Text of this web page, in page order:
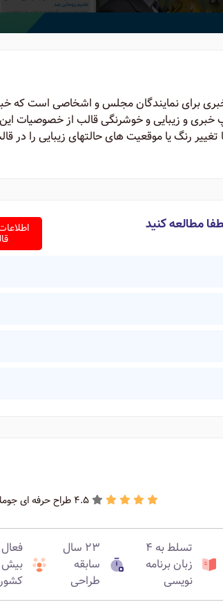
برای نمایندگان مجلس و اشخاصی است که
خبری و زیبایی و خوشرنگی قالب از خصوصیات
رنگ یا موقعیت های حالتهای زیبایی را در
مطالعه کنید
4.5 طراح حرفه ای جوملا و وردپرس
تسلط به ۴
زبان برنامه
نویسی
۲۳ سال
سابقه
طراحی